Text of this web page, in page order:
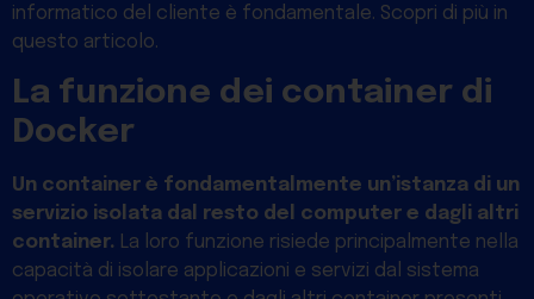
informatico del cliente è fondamentale. Scopri di più in
questo articolo.
La funzione dei container di
Docker
Un container è fondamentalmente un’istanza di un
servizio isolata dal resto del computer e dagli altri
container. La loro funzione risiede principalmente nella
capacità di isolare applicazioni e servizi dal sistema